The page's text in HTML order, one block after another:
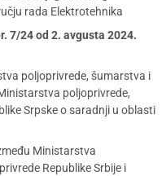
rada Elektrotehnika
7/24 od 2. avgusta 2024.
poljoprivrede, šumarstva i
poljoprivrede,
Srpske o saradnji u oblasti
Ministarstva
Republike Srbije i